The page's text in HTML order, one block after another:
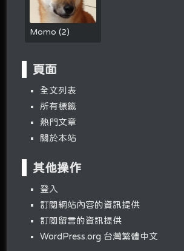
Momo(2)
頁面
全文列表
所有標籤
熱門文章
關於本站
其他操作
登入
訂閱網站內容的資訊提供
訂閱留言的資訊提供
WordPress.org 台灣繁體中文